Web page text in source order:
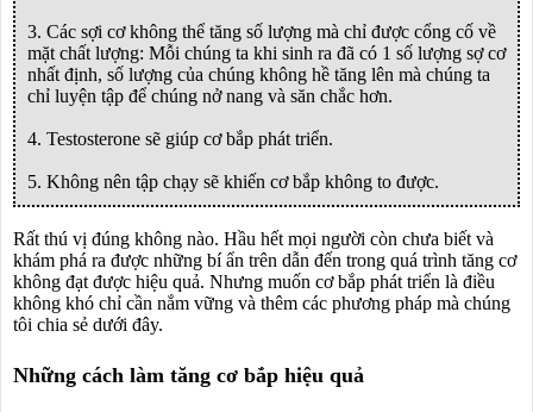
3. Các sợi cơ không thể tăng số lượng mà chỉ được cổng cố về
mặt chất lượng: Mỗi chúng ta khi sinh ra đã có 1 số lượng sợ cơ
nhất định, số lượng của chúng không hề tăng lên mà chúng ta
chỉ luyện tập để chúng nở nang và săn chắc hơn.
4. Testosterone sẽ giúp cơ bắp phát triển.
5. Không nên tập chạy sẽ khiến cơ bắp không to được.
Rất thú vị đúng không nào. Hầu hết mọi người còn chưa biết và
khám phá ra được những bí ẩn trên dẫn đến trong quá trình tăng cơ
không đạt được hiệu quả. Nhưng muốn cơ bắp phát triển là điều
không khó chỉ cần nắm vững và thêm các phương pháp mà chúng
tôi chia sẻ dưới đây.
Những cách làm tăng cơ bắp hiệu quả